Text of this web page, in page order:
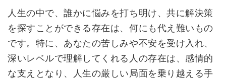
人生の中で、誰かに悩みを打ち明け、共に解決策
を探すことができる存在は、何にも代え難いもの
です。特に、あなたの苦しみや不安を受け入れ、
深いレベルで理解してくれる人の存在は、感情的
な支えとなり、人生の厳しい局面を乗り越える手